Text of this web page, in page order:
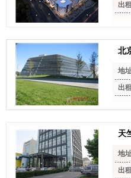
出
北
地
出
天
地
出